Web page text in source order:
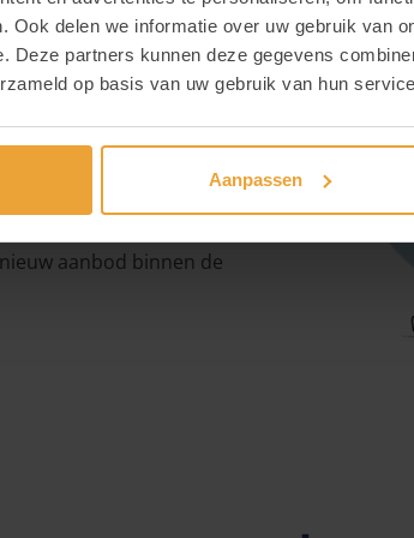
Ook delen we informatie over uw gebruik van
Deze partners kunnen deze gegevens
op basis van uw gebruik van hun
Aanpassen
goed in hun vel. Als
zijn, iemand van
een andere dienst. Heb je
te zorgen dat jouw kind
aanbod binnen de